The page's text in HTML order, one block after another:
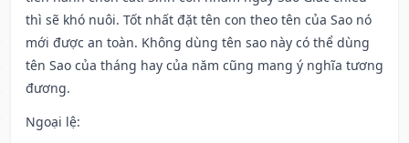
thì sẽ khó nuôi. Tốt nhất đặt tên con theo tên của Sao nó
mới được an toàn. Không dùng tên sao này có thể dùng
tên Sao của tháng hay của năm cũng mang ý nghĩa tương
đương.
Ngoại lệ: